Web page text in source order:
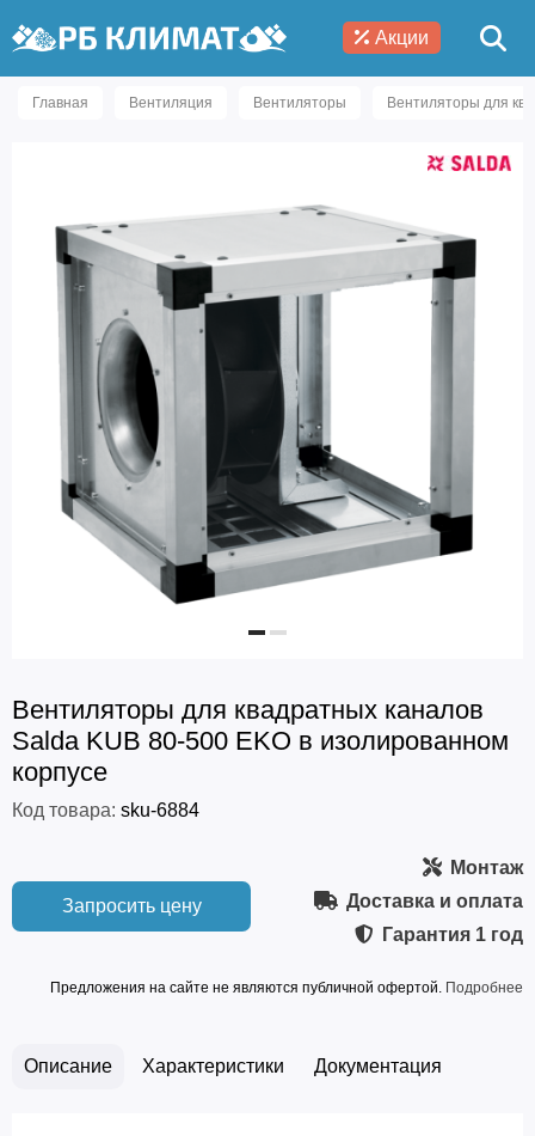
Акции
Главная Вентиляция Вентиляторы Вентиляторы для
Вентиляторы для квадратных каналов
Salda KUB 80-500 EKO в изолированном
корпусе
Код товара: sku-6884
Запросить цену
Монтаж
Доставка и оплата
Гарантия 1 год
Предложения на сайте не являются публичной офертой. Подробнее
Описание Характеристики Документация